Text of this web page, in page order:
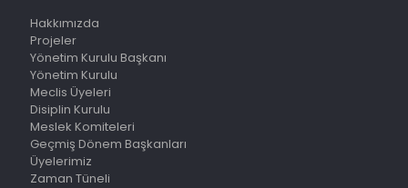
Hakkımızda
Projeler
Yönetim Kurulu Başkanı
Yönetim Kurulu
Meclis Üyeleri
Disiplin Kurulu
Meslek Komiteleri
Geçmiş Dönem Başkanları
Üyelerimiz
Zaman Tüneli